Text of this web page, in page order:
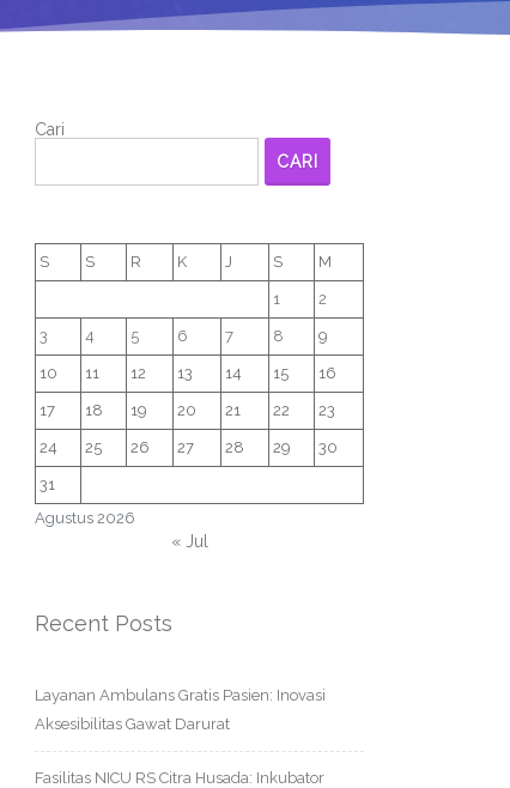
Cari
CARI
Agustus 2026
S S R K J S M
1 2
3 4 5 6 7 8 9
10 11 12 13 14 15 16
17 18 19 20 21 22 23
24 25 26 27 28 29 30
31
« Jul
Recent Posts
Layanan Ambulans Gratis Pasien: Inovasi
Aksesibilitas Gawat Darurat
Fasilitas NICU RS Citra Husada: Inkubator